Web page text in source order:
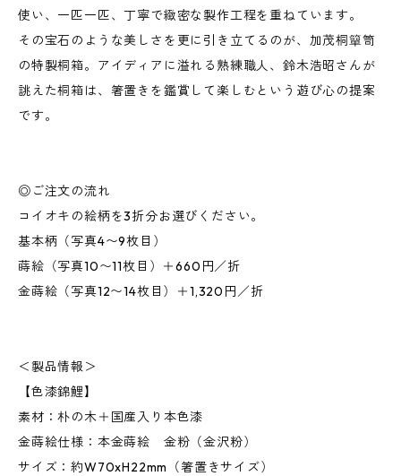
使い、一匹一匹、丁寧で緻密な製作工程を重ねています。
その宝石のような美しさを更に引き立てるのが、加茂桐簞笥
の特製桐箱。アイディアに溢れる熟練職人、鈴木浩昭さんが
誂えた桐箱は、箸置きを鑑賞して楽しむという遊び心の提案
です。
◎ご注文の流れ
コイオキの絵柄を3折分お選びください。
基本柄（写真4〜9枚目）
蒔絵（写真10〜11枚目）＋660円／折
金蒔絵（写真12〜14枚目）＋1,320円／折
＜製品情報＞
【色漆錦鯉】
素材：朴の木＋国産入り本色漆
金蒔絵仕様：本金蒔絵 金粉（金沢粉）
サイズ：約W70xH22mm（箸置きサイズ）